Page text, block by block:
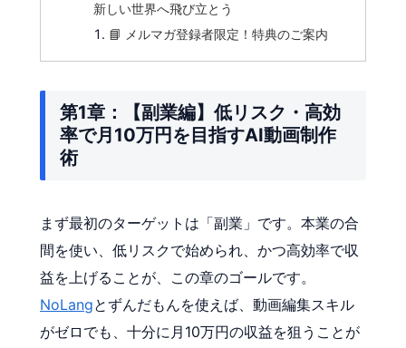
新しい世界へ飛び立とう
📘 メルマガ登録者限定！特典のご案内
第1章：【副業編】低リスク・高効
率で月10万円を目指すAI動画制作
術
まず最初のターゲットは「副業」です。本業の合
間を使い、低リスクで始められ、かつ高効率で収
益を上げることが、この章のゴールです。
NoLangとずんだもんを使えば、動画編集スキル
がゼロでも、十分に月10万円の収益を狙うことが